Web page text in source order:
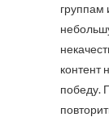
группам
контент
победу.